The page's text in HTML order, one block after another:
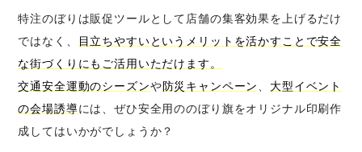
特注のぼりは販促ツールとして店舗の集客効果を上げるだけ
ではなく、
目立ちやすいというメリットを活かすことで安全
な街づくりにもご活用いただけます。
交通安全運動のシーズンや防災キャンペーン、 大型イベント
の会場誘導には、ぜひ安全用ののぼり旗をオリジナル印刷作
成してはいかがでしょうか？